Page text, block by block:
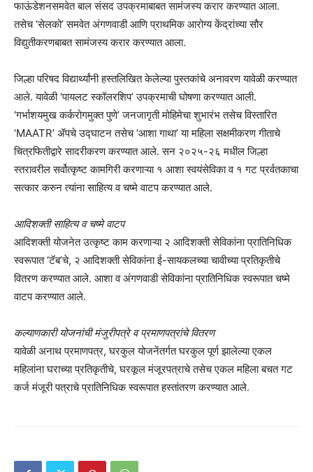
फाऊंडेशनसमवेत बाल संसद उपक्रमाबाबत सामंजस्य करार करण्यात आला.
तसेच ‘सेलको’ समवेत अंगणवाडी आणि प्राथमिक आरोग्य केंद्रांच्या सौर
विद्युतीकरणबाबत सामंजस्य करार करण्यात आला.
जिल्हा परिषद विद्यार्थ्यांनी हस्तलिखित केलेल्या पुस्तकांचे अनावरण यावेळी करण्यात
आले. यावेळी ‘पायलट स्कॉलरशिप’ उपक्रमाची घोषणा करण्यात आली.
‘गर्भाशयमुख कर्करोगमुक्त पुणे’ जनजागृती मोहिमेचा शुभारंभ तसेच विस्तारित
‘MAATR’ ॲपचे उद्घाटन तसेच ‘आशा गाथा’ या महिला सक्षमीकरण गीताचे
चित्रफितीद्वारे सादरीकरण करण्यात आले. सन २०२५-२६ मधील जिल्हा
स्तरावरील सर्वोत्कृष्ट कामगिरी करणाऱ्या १ आशा स्वयंसेविका व १ गट प्रर्वतकाचा
सत्कार करुन त्यांना साहित्य व चष्मे वाटप करण्यात आले.
आदिशक्ती साहित्य व चष्मे वाटप
आदिशक्ती योजनेत उत्कृष्ट काम करणाऱ्या २ आदिशक्ती सेविकांना प्रातिनिधिक
स्वरूपात ‘टॅब’चे, २ आदिशक्ती सेविकांना ई-सायकलच्या चावीच्या प्रतिकृतीचे
वितरण करण्यात आले. आशा व अंगणवाडी सेविकांना प्रातिनिधिक स्वरूपात चष्मे
वाटप करण्यात आले.
कल्याणकारी योजनांची मंजुरीपत्रे व प्रमाणपत्रांचे वितरण
यावेळी अनाथ प्रमाणपत्र, घरकुल योजनेंतर्गत घरकुल पूर्ण झालेल्या एकल
महिलांना घराच्या प्रतिकृतीचे, घरकूल मंजूरपत्राचे तसेच एकल महिला बचत गट
कर्ज मंजूरी पत्राचे प्रातिनिधिक स्वरूपात हस्तांतरण करण्यात आले.